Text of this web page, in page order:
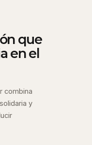
que
en el
combina
y